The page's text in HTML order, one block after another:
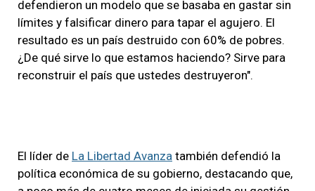
defendieron un modelo que se basaba en gastar sin
límites y falsificar dinero para tapar el agujero. El
resultado es un país destruido con 60% de pobres.
¿De qué sirve lo que estamos haciendo? Sirve para
reconstruir el país que ustedes destruyeron".
El líder de La Libertad Avanza también defendió la
política económica de su gobierno, destacando que,